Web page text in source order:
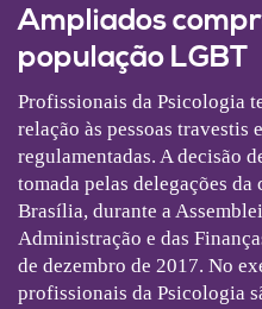
Ampliados
população LGBT
Profissionais da Psicologia
relação às pessoas travestis
regulamentadas. A decisão
tomada pelas delegações
Brasília, durante a
Administração e das
de dezembro de 2017. No
profissionais da Psicologia